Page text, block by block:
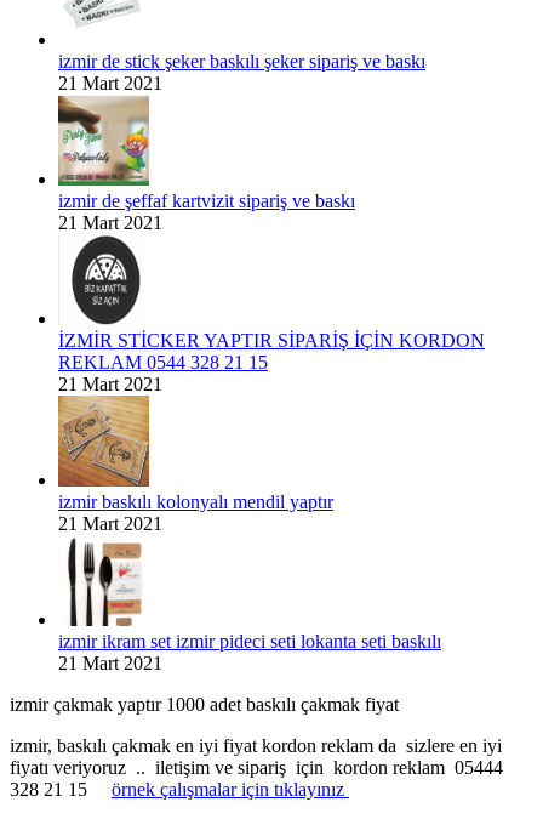
izmir de stick şeker baskılı şeker sipariş ve baskı
21 Mart 2021
izmir de şeffaf kartvizit sipariş ve baskı
21 Mart 2021
İZMİR STİCKER YAPTIR SİPARİŞ İÇİN KORDON
REKLAM 0544 328 21 15
21 Mart 2021
izmir baskılı kolonyalı mendil yaptır
21 Mart 2021
izmir ikram set izmir pideci seti lokanta seti baskılı
21 Mart 2021
izmir çakmak yaptır 1000 adet baskılı çakmak fiyat
izmir, baskılı çakmak en iyi fiyat kordon reklam da sizlere en iyi
fiyatı veriyoruz .. iletişim ve sipariş için kordon reklam 05444
328 21 15 örnek çalışmalar için tıklayınız